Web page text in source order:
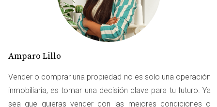
tu chalet es mediante la comparación con otras
propiedades similares en la zona. Esto implica investigar
los precios de venta recientes y activos en La Garena.
Puedes utilizar portales inmobiliarios como Idealista o
Fotocasa para obtener información sobre propiedades
que se han vendido recientemente. Observa aspectos
como:
Amparo Lillo
Vender o comprar una propiedad no es solo una operación
inmobiliaria, es tomar una decisión clave para tu futuro. Ya
sea que quieras vender con las mejores condiciones o